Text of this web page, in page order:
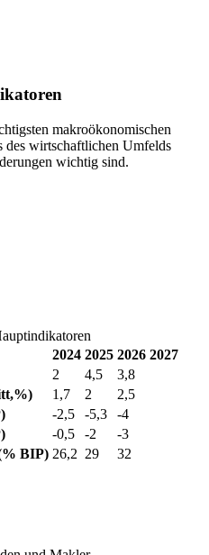
makroökonomischen
des wirtschaftlichen Umfelds
wichtig sind.
2024 2025 2026 2027
2 4,5
3,8
1,7 2
2,5
-2,5 -5,3
-4
-0,5 -2
-3
BIP) 26,2 29 32